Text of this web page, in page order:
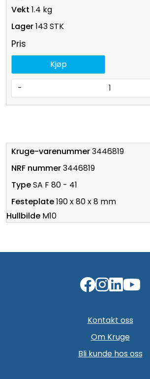
1.4 kg
143 STK
Pris
-
Kjøp
3446819
3446819
SA F 80 - 41
190 x 80 x 8 mm
M10
Kontakt oss
Om Kruge
Bli kunde hos oss